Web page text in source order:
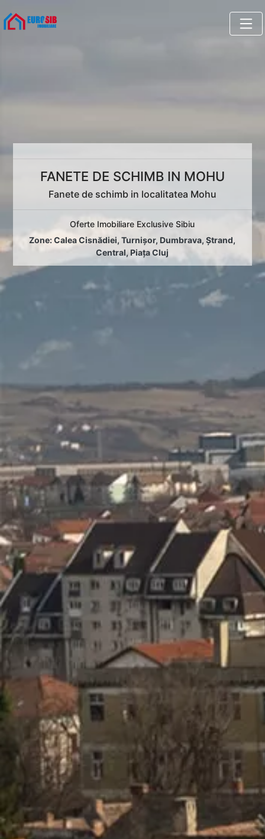
FANETE DE SCHIMB IN MOHU
Fanete de schimb in localitatea Mohu
Oferte Imobiliare Exclusive Sibiu
Zone:Calea Cisnădiei,Turnișor, Dumbrava,Ștrand,
Central,Piața Cluj